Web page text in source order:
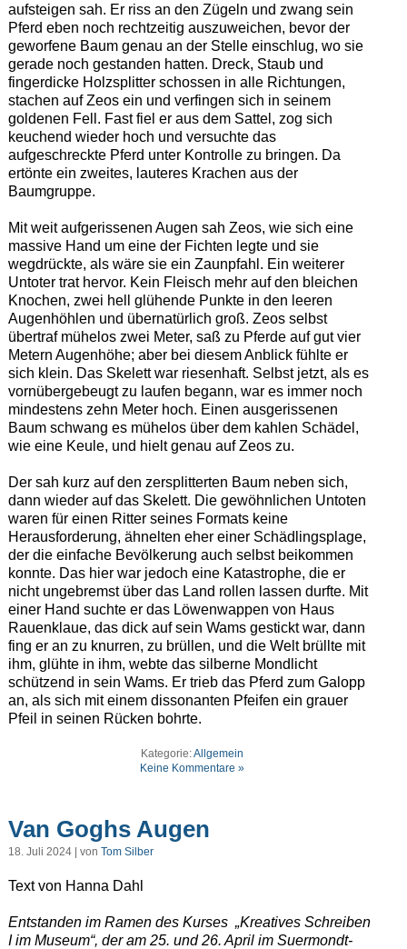
aufsteigen sah. Er riss an den Zügeln und zwang sein
Pferd eben noch rechtzeitig auszuweichen, bevor der
geworfene Baum genau an der Stelle einschlug, wo sie
gerade noch gestanden hatten. Dreck, Staub und
fingerdicke Holzsplitter schossen in alle Richtungen,
stachen auf Zeos ein und verfingen sich in seinem
goldenen Fell. Fast fiel er aus dem Sattel, zog sich
keuchend wieder hoch und versuchte das
aufgeschreckte Pferd unter Kontrolle zu bringen. Da
ertönte ein zweites, lauteres Krachen aus der
Baumgruppe.
Mit weit aufgerissenen Augen sah Zeos, wie sich eine
massive Hand um eine der Fichten legte und sie
wegdrückte, als wäre sie ein Zaunpfahl. Ein weiterer
Untoter trat hervor. Kein Fleisch mehr auf den bleichen
Knochen, zwei hell glühende Punkte in den leeren
Augenhöhlen und übernatürlich groß. Zeos selbst
übertraf mühelos zwei Meter, saß zu Pferde auf gut vier
Metern Augenhöhe; aber bei diesem Anblick fühlte er
sich klein. Das Skelett war riesenhaft. Selbst jetzt, als es
vornübergebeugt zu laufen begann, war es immer noch
mindestens zehn Meter hoch. Einen ausgerissenen
Baum schwang es mühelos über dem kahlen Schädel,
wie eine Keule, und hielt genau auf Zeos zu.
Der sah kurz auf den zersplitterten Baum neben sich,
dann wieder auf das Skelett. Die gewöhnlichen Untoten
waren für einen Ritter seines Formats keine
Herausforderung, ähnelten eher einer Schädlingsplage,
der die einfache Bevölkerung auch selbst beikommen
konnte. Das hier war jedoch eine Katastrophe, die er
nicht ungebremst über das Land rollen lassen durfte. Mit
einer Hand suchte er das Löwenwappen von Haus
Rauenklaue, das dick auf sein Wams gestickt war, dann
fing er an zu knurren, zu brüllen, und die Welt brüllte mit
ihm, glühte in ihm, webte das silberne Mondlicht
schützend in sein Wams. Er trieb das Pferd zum Galopp
an, als sich mit einem dissonanten Pfeifen ein grauer
Pfeil in seinen Rücken bohrte.
Kategorie:Allgemein
Keine Kommentare »
Van Goghs Augen
18. Juli 2024 | von Tom Silber
Text von Hanna Dahl
Entstanden im Ramen des Kurses „Kreatives Schreiben
I im Museum“, der am 25. und 26. April im Suermondt-